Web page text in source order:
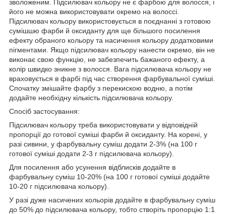
зволоженим. Підсилювач кольору не є фарбою для волосся, і
його не можна використовувати окремо на волоссі.
Підсилювач кольору використовується в поєднанні з готовою
сумішшю фарби й оксиданту для ще більшого посилення
ефекту обраного кольору та насичення кольору додатковими
пігментами. Якщо підсилювач кольору нанести окремо, він не
виконає свою функцію, не забезпечить бажаного ефекту, а
колір швидко зникне з волосся. Вага підсилювача кольору не
враховується в фарбі під час створення фарбувальної суміші.
Спочатку змішайте фарбу з перекискою водню, а потім
додайте необхідну кількість підсилювача кольору.
Спосіб застосування:
Підсилювач кольору треба використовувати у відповідній
пропорції до готової суміші фарби й оксиданту. На корені, у
разі сивини, у фарбувальну суміш додати 2-3% (на 100 г
готової суміші додати 2-3 г підсилювача кольору).
Для посилення або усунення відблисків додайте в
фарбувальну суміш 10-20% (на 100 г готової суміші додайте
10-20 г підсилювача кольору).
У разі дуже насичених кольорів додайте в фарбувальну суміш
до 50% до підсилювача кольору, тобто створіть пропорцію 1:1